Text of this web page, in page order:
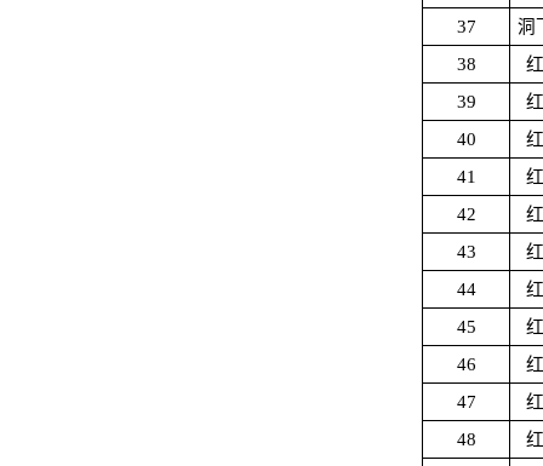
37
洞
38
39
40
41
42
43
44
45
46
47
48